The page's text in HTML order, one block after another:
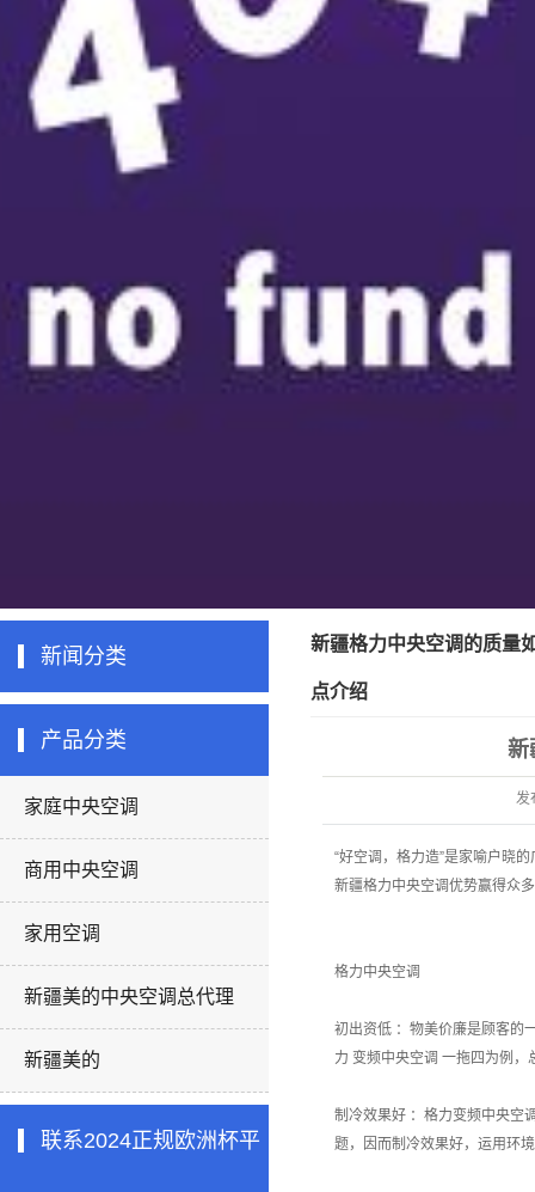
新闻分类
产品分类
家庭中央空调
商用中央空调
家用空调
新疆美的中央空调总代理
新疆美的
联系2024正规欧洲杯平
新疆格力中央空调的质量
点介绍
新
发
“好空调，格力造”是家喻户晓
新疆格力中央空调优势赢得众
格力中央空调
初出资低 ：物美价廉是顾客的
力 变频中央空调 一拖四为例
制冷效果好 ：格力变频中央空
题，因而制冷效果好，运用环